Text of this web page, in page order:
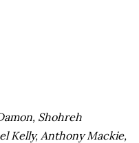
Shohreh
Kelly, Anthony Mackie,